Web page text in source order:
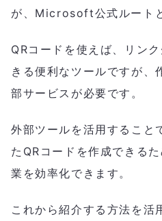
が、Microsoft公式ルート
QRコードを使えば、リン
きる便利なツールですが、
部サービスが必要です。
外部ツールを活用すること
たQRコードを作成できる
業を効率化できます。
これから紹介する方法を活